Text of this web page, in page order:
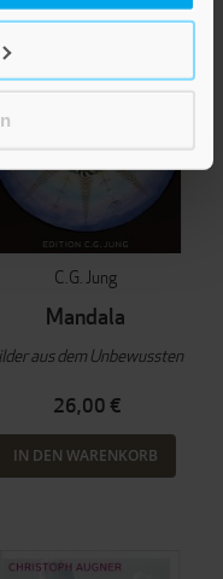
C.G. Jung
Mandala
aus dem Unbewussten
26,00 €
IN DEN WARENKORB